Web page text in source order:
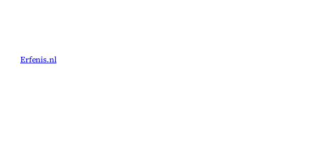
Erfenis.nl